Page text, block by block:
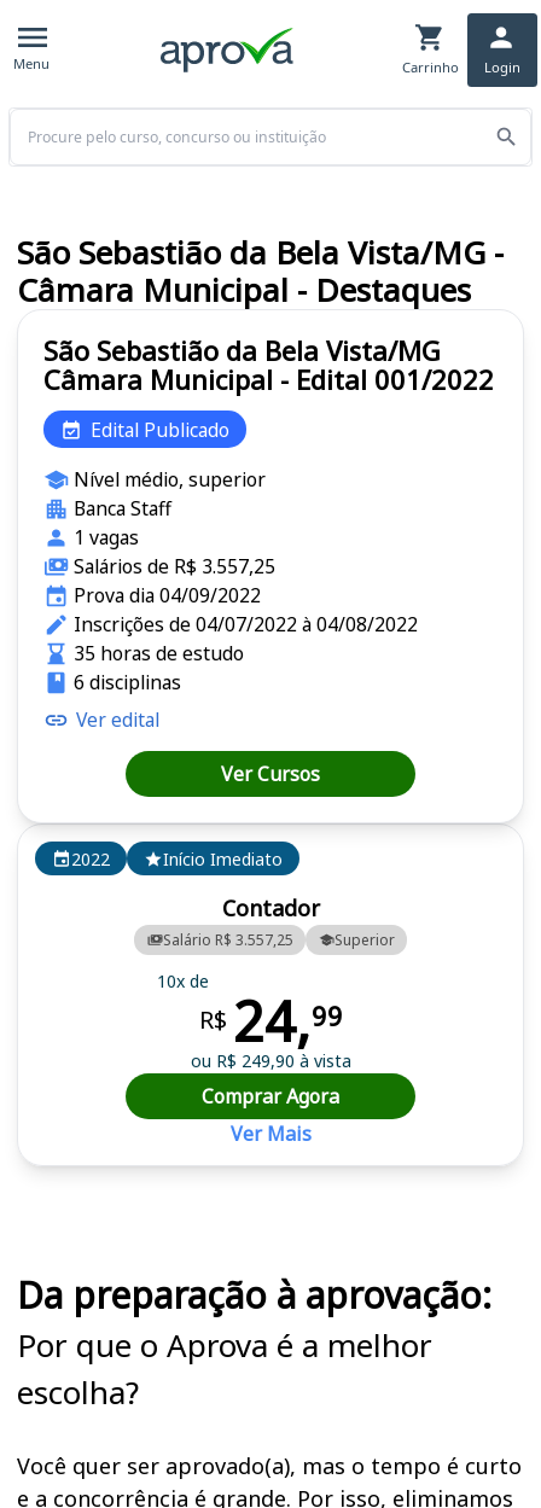
Menu Carrinho Login
Buscar
2022 Início Imediato
Contador
Salário R$ 3.557,25 Superior
10x de
R$ 24,99
ou R$ 249,90 à vista
Comprar Agora
Ver Mais
São Sebastião da Bela Vista/MG
Câmara Municipal - Edital 001/2022
Edital Publicado
Nível médio, superior
Banca Staff
1 vagas
Salários de R$ 3.557,25
Prova dia 04/09/2022
Inscrições de 04/07/2022 à 04/08/2022
35 horas de estudo
6 disciplinas
Ver edital
Ver Cursos
São Sebastião da Bela Vista/MG -
Câmara Municipal - Destaques
Da preparação à aprovação:
Por que o Aprova é a melhor
escolha?
Você quer ser aprovado(a), mas o tempo é curto
e a concorrência é grande. Por isso, eliminamos